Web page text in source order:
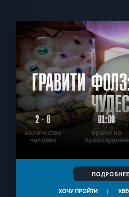
ГРАВИТИ
ЧУДЕС
2 - 6
количество
человек
01:00
время на
прохождение
ПОДРОБНЕЕ
ХОЧУ ПРОЙТИ |